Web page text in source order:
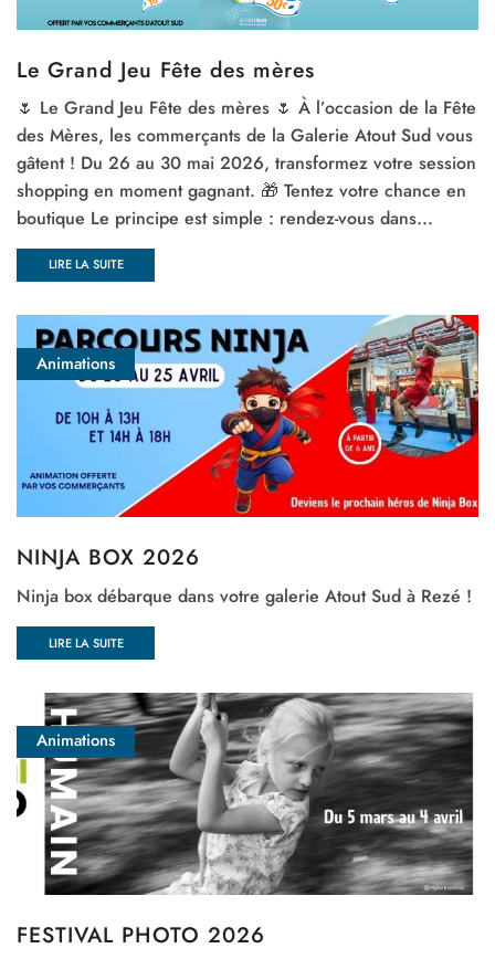
Le Grand Jeu Fête des mères
🌷 Le Grand Jeu Fête des mères 🌷 À l’occasion de la Fête
des Mères, les commerçants de la Galerie Atout Sud vous
gâtent ! Du 26 au 30 mai 2026, transformez votre session
shopping en moment gagnant. 🎁 Tentez votre chance en
boutique Le principe est simple : rendez-vous dans...
LIRE LA SUITE
Animations
NINJA BOX 2026
Ninja box débarque dans votre galerie Atout Sud à Rezé !
LIRE LA SUITE
Animations
FESTIVAL PHOTO 2026